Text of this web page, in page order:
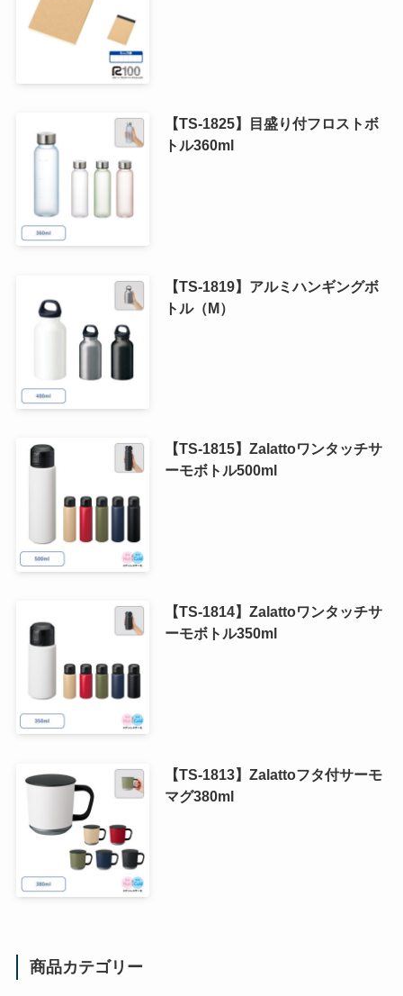
【TS-1825】目盛り付フロストボ
トル360ml
【TS-1819】アルミハンギングボ
トル（M）
【TS-1815】Zalattoワンタッチサ
ーモボトル500ml
【TS-1814】Zalattoワンタッチサ
ーモボトル350ml
【TS-1813】Zalattoフタ付サーモ
マグ380ml
商品カテゴリー